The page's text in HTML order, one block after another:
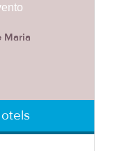
Maria